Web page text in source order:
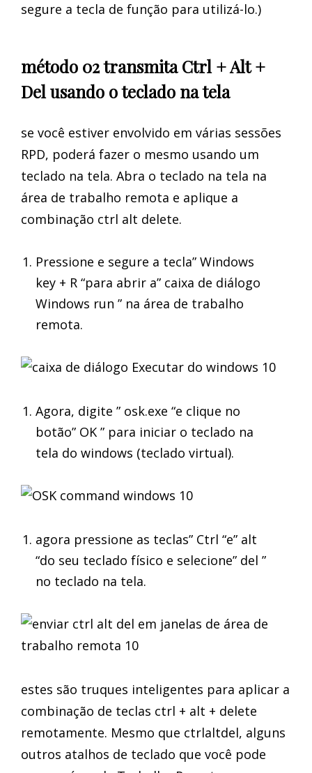
segure a tecla de função para utilizá-lo.)
método 02 transmita Ctrl + Alt +
Del usando o teclado na tela
se você estiver envolvido em várias sessões
RPD, poderá fazer o mesmo usando um
teclado na tela. Abra o teclado na tela na
área de trabalho remota e aplique a
combinação ctrl alt delete.
Pressione e segure a tecla” Windows
key + R “para abrir a” caixa de diálogo
Windows run ” na área de trabalho
remota.
Agora, digite ” osk.exe “e clique no
botão” OK ” para iniciar o teclado na
tela do windows (teclado virtual).
agora pressione as teclas” Ctrl “e” alt
“do seu teclado físico e selecione” del ”
no teclado na tela.
estes são truques inteligentes para aplicar a
combinação de teclas ctrl + alt + delete
remotamente. Mesmo que ctrlaltdel, alguns
outros atalhos de teclado que você pode